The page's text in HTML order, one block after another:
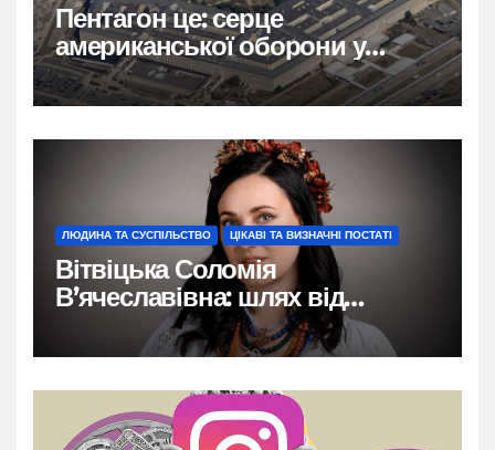
Пентагон це: серце
американської оборони у
формі п’ятикутника
ЛЮДИНА ТА СУСПІЛЬСТВО ЦІКАВІ ТА ВИЗНАЧНІ ПОСТАТІ
Вітвіцька Соломія
В’ячеславівна: шлях від
бродівських коренів до
обличчя ТСН